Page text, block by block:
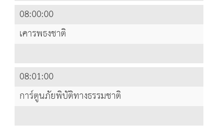
08:00:00
เคารพธงชาติ
08:01:00
การ์ตูนภัยพิบัติทางธรรมชาติ